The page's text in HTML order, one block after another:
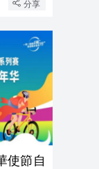
分享
使節自